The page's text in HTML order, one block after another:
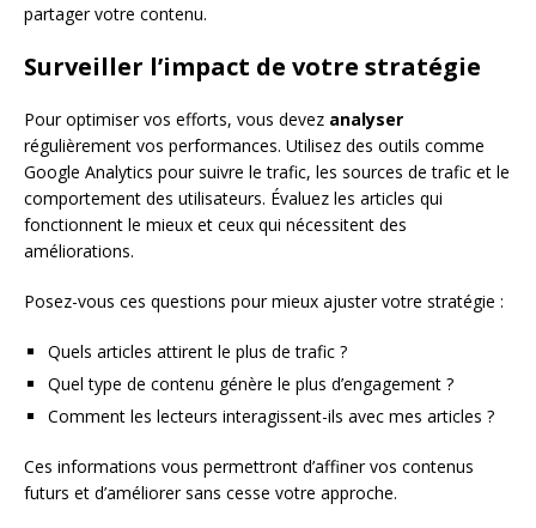
partager votre contenu.
Surveiller l’impact de votre stratégie
Pour optimiser vos efforts, vous devez analyser
régulièrement vos performances. Utilisez des outils comme
Google Analytics pour suivre le trafic, les sources de trafic et le
comportement des utilisateurs. Évaluez les articles qui
fonctionnent le mieux et ceux qui nécessitent des
améliorations.
Posez-vous ces questions pour mieux ajuster votre stratégie :
Quels articles attirent le plus de trafic ?
Quel type de contenu génère le plus d’engagement ?
Comment les lecteurs interagissent-ils avec mes articles ?
Ces informations vous permettront d’affiner vos contenus
futurs et d’améliorer sans cesse votre approche.